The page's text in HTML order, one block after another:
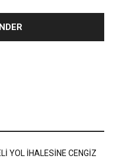
YOL İHALESİNE CENGİZ